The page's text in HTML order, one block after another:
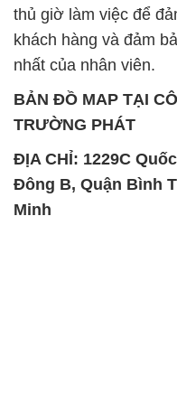
thủ giờ làm việc để
khách hàng và đảm
nhất của nhân viên.
BẢN ĐỒ MAP TẠI
TRƯỜNG PHÁT
ĐỊA CHỈ: 1229C
Đông B, Quận Bình
Minh